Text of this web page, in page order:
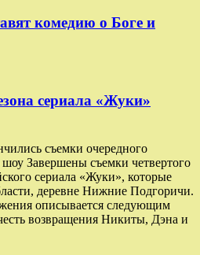
комедию о Боге и
сериала «Жуки»
съемки очередного
Завершены съемки четвертого
сериала «Жуки», которые
деревне Нижние Подгоричи.
описывается следующим
возвращения Никиты, Дэна и